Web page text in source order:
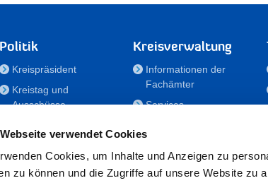
verwendet Cookies
Cookies, um Inhalte und Anzeigen zu
zu können und die Zugriffe auf unsere Website zu
Politik
Kreispräsident
Kreistag und
Ausschüsse
für Menschen mit
Behinderung
Der
Kreisverwaltung
Informationen der
Fachämter
Services
Nachwuchskräfte
Notdienste